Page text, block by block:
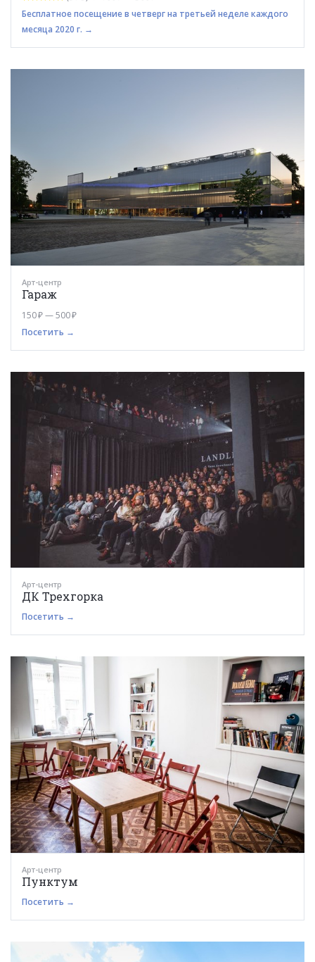
Бесплатное посещение в четверг на третьей неделе каждого
месяца 2020 г. →
Арт-центр
Гараж
150 ₽ — 500 ₽
Посетить →
Арт-центр
ДК Трехгорка
Посетить →
Арт-центр
Пунктум
Посетить →